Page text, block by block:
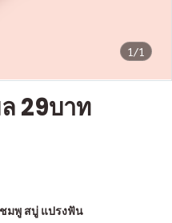
1/1
29บาท
มพู สบู่ แปรงฟัน